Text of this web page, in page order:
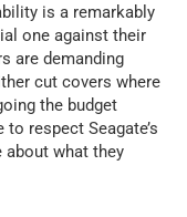
is a remarkably
one against their
are demanding
cut covers where
the budget
respect Seagate’s
about what they